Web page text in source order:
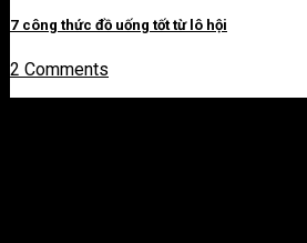
7 công thức đồ uống tốt từ lô hội
2 Comments